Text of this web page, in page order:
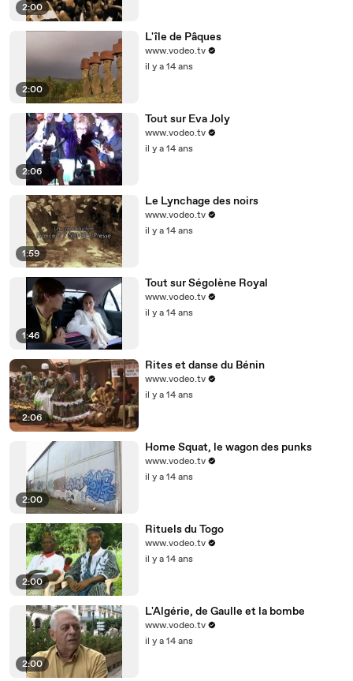
2:00
2:00
L'île de Pâques
www.vodeo.tv
il y a 14 ans
2:06
Tout sur Eva Joly
www.vodeo.tv
il y a 14 ans
1:59
Le Lynchage des noirs
www.vodeo.tv
il y a 14 ans
1:46
Tout sur Ségolène Royal
www.vodeo.tv
il y a 14 ans
2:06
Rites et danse du Bénin
www.vodeo.tv
il y a 14 ans
2:00
Home Squat, le wagon des punks
www.vodeo.tv
il y a 14 ans
2:00
Rituels du Togo
www.vodeo.tv
il y a 14 ans
2:00
L'Algérie, de Gaulle et la bombe
www.vodeo.tv
il y a 14 ans